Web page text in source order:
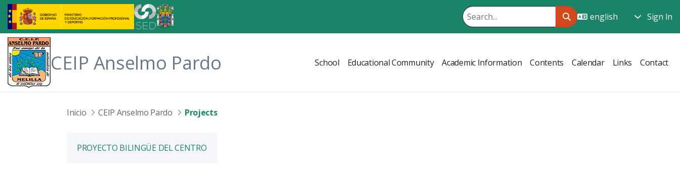
Skip to Main Content
Sign In
CEIP Anselmo Pardo School Educational Community Academic Information Contents Calendar Links Contact
Inicio CEIP Anselmo Pardo Projects
PROYECTO BILINGÜE DEL CENTRO